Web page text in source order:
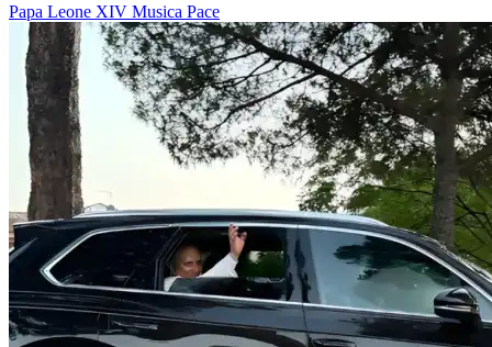
Papa Leone XIV Musica Pace